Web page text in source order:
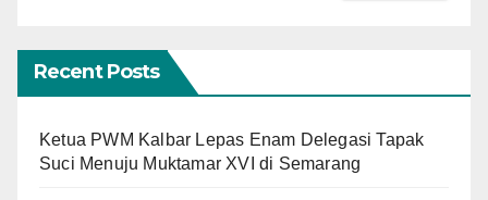
Recent Posts
Ketua PWM Kalbar Lepas Enam Delegasi Tapak
Suci Menuju Muktamar XVI di Semarang